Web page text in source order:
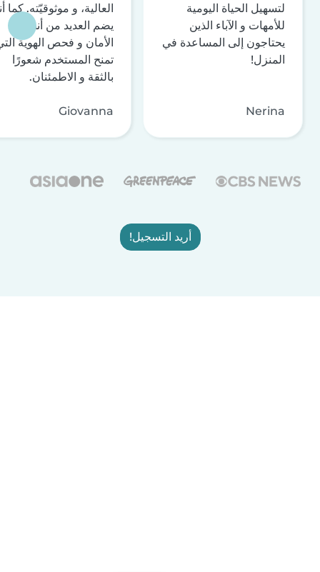
لتسهيل الحياة اليومية
للأمهات و الآباء الذين
يحتاجون إلى المساعدة في
المنزل!
Nerina
العالية، و موثوقيّته. كما أنه
يضم العديد من أنظمة
الأمان و فحص الهوية التي
تمنح المستخدم شعورًا
بالثقة و الاطمئنان.
Giovanna
أريد التسجيل!